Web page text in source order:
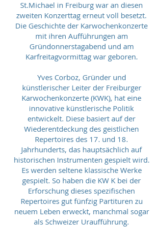
St.Michael in Freiburg war an diesen
zweiten Konzerttag erneut voll besetzt.
Die Geschichte der Karwochenkonzerte
mit ihren Aufführungen am
Gründonnerstagabend und am
Karfreitagvormittag war geboren.
Yves Corboz, Gründer und
künstlerischer Leiter der Freiburger
Karwochenkonzerte (KWK), hat eine
innovative künstlerische Politik
entwickelt. Diese basiert auf der
Wiederentdeckung des geistlichen
Repertoires des 17. und 18.
Jahrhunderts, das hauptsächlich auf
historischen Instrumenten gespielt wird.
Es werden seltene klassische Werke
gespielt. So haben die KW K bei der
Erforschung dieses spezifischen
Repertoires gut fünfzig Partituren zu
neuem Leben erweckt, manchmal sogar
als Schweizer Uraufführung.